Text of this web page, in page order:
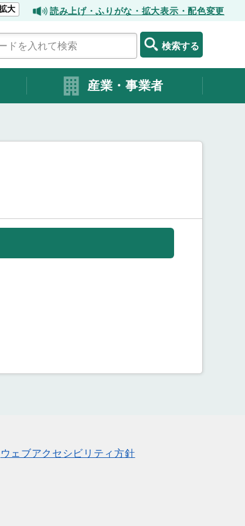
大 読み上げ・ふりがな・拡大表示・配色変更
検索する
産業・事業者
ウェブアクセシビリティ方針